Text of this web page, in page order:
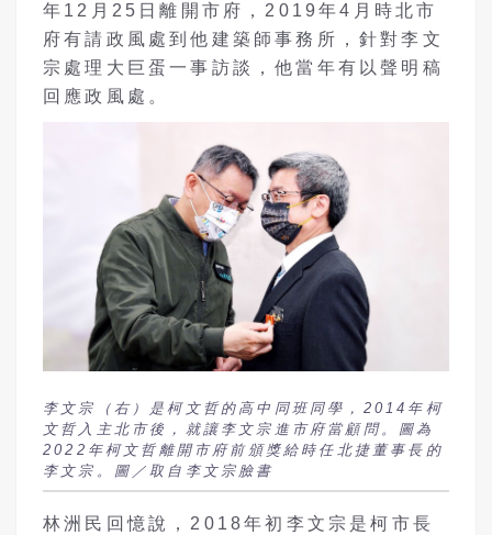
年 12 月 25 日離開市府， 2019年4 月時北市
府有請政風處到他建築師事務所，針對李文
宗處理大巨蛋一事訪談，他當年有以聲明稿
回應政風處。
李文宗（右）是柯文哲的高中同班同學，2014年柯
文哲入主北市後，就讓李文宗進市府當顧問。圖為
2022年柯文哲離開市府前頒獎給時任北捷董事長的
李文宗。圖／取自李文宗臉書
林洲民回憶說， 2018年初李文宗是柯市長